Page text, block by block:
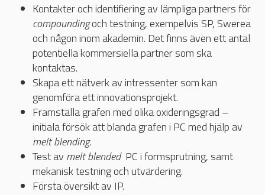
Kontakter och identifiering av lämpliga partners för
compoundingoch testning, exempelvis SP, Swerea
och någon inom akademin. Det finns även ett antal
potentiella kommersiella partner som ska
kontaktas.
Skapa ett nätverk av intressenter som kan
genomföra ett innovationsprojekt.
Framställa grafen med olika oxideringsgrad –
initiala försök att blanda grafen i PC med hjälp av
melt blending.
Test av melt blendedPC i formsprutning, samt
mekanisk testning och utvärdering.
Första översikt av IP.